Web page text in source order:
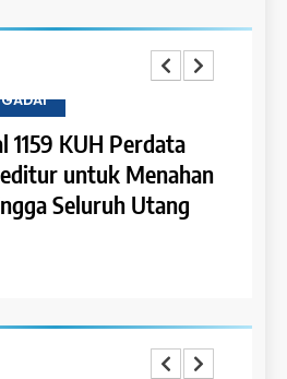
1159 KUH Perdata
untuk Menahan
Seluruh Utang